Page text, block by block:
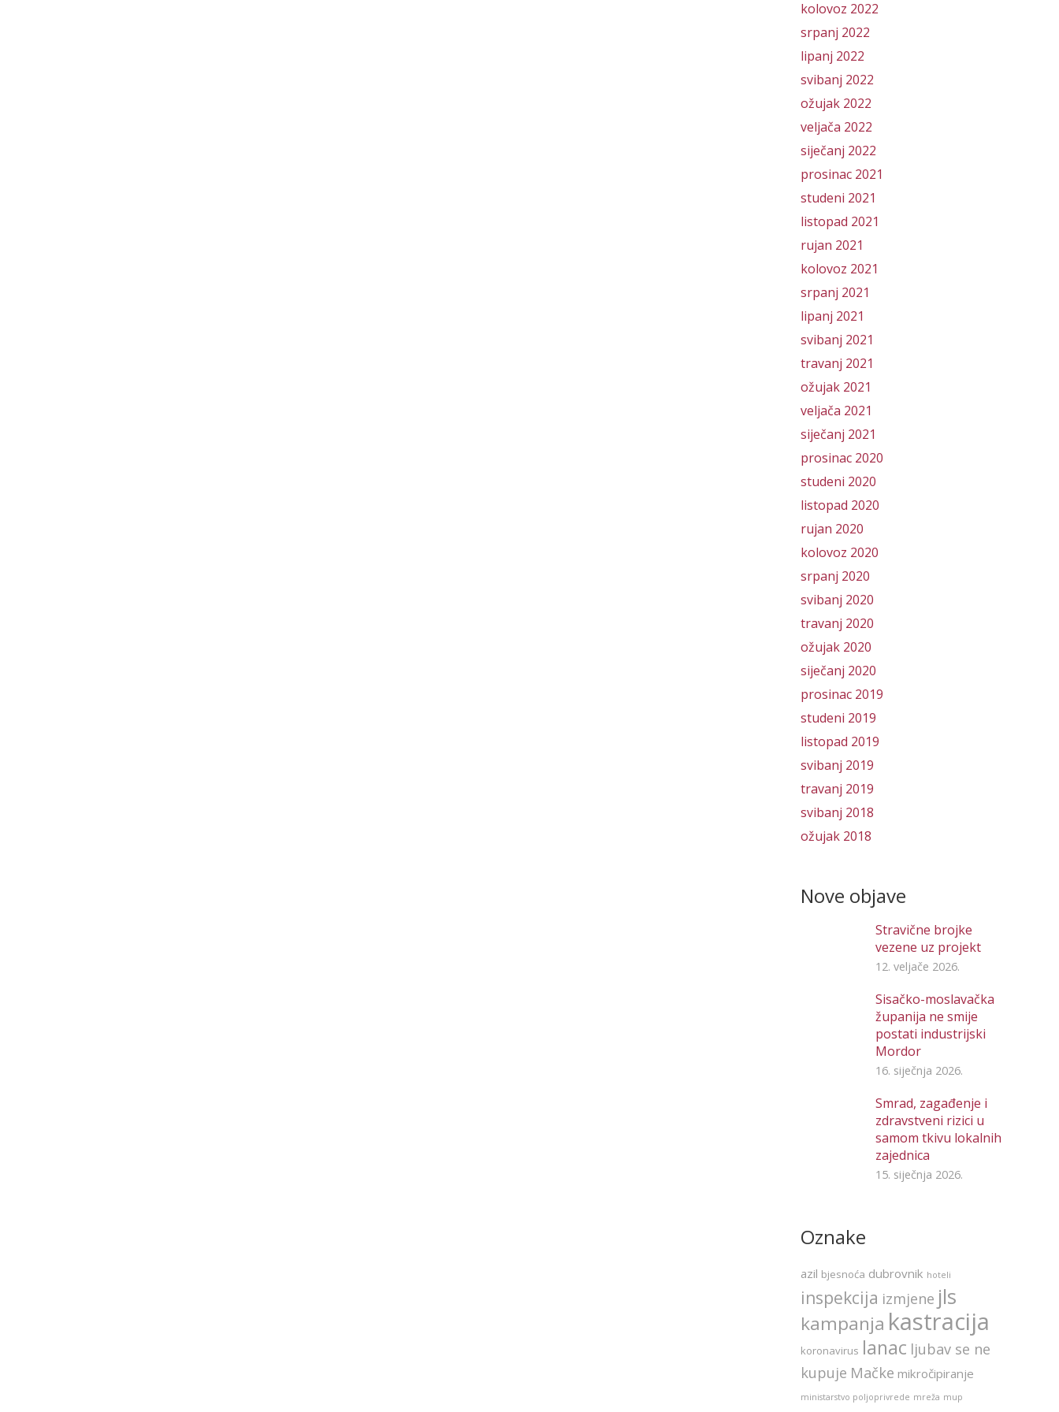
kolovoz 2022
srpanj 2022
lipanj 2022
svibanj 2022
ožujak 2022
veljača 2022
siječanj 2022
prosinac 2021
studeni 2021
listopad 2021
rujan 2021
kolovoz 2021
srpanj 2021
lipanj 2021
svibanj 2021
travanj 2021
ožujak 2021
veljača 2021
siječanj 2021
prosinac 2020
studeni 2020
listopad 2020
rujan 2020
kolovoz 2020
srpanj 2020
svibanj 2020
travanj 2020
ožujak 2020
siječanj 2020
prosinac 2019
studeni 2019
listopad 2019
svibanj 2019
travanj 2019
svibanj 2018
ožujak 2018
Nove objave
Stravične brojke
vezene uz projekt
12. veljače 2026.
Sisačko-moslavačka
županija ne smije
postati industrijski
Mordor
16. siječnja 2026.
Smrad, zagađenje i
zdravstveni rizici u
samom tkivu lokalnih
zajednica
15. siječnja 2026.
Oznake
azil bjesnoća dubrovnik hoteli
inspekcija izmjene jls
kampanja kastracija
koronavirus lanac ljubav se ne
kupuje Mačke mikročipiranje
ministarstvo poljoprivrede mreža mup